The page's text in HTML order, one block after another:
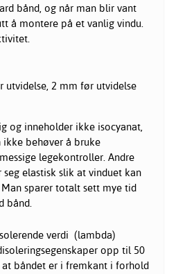
bånd, og når man blir vant
å montere på et vanlig vindu.
utvidelse, 2 mm før utvidelse
og inneholder ikke isocyanat,
behøver å bruke
legekontroller. Andre
elastisk slik at vinduet kan
sparer totalt sett mye tid
bånd.
verdi (lambda)
opp til 50
at båndet er i fremkant i forhold